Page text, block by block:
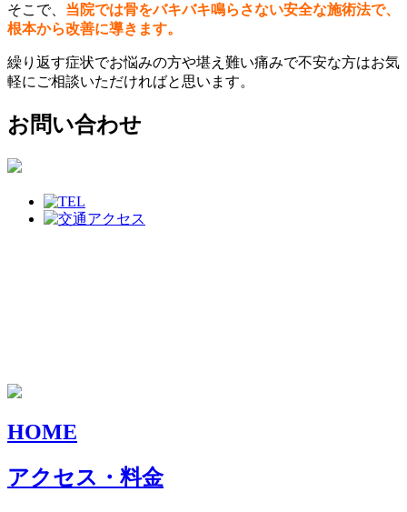
そこで、 当院では骨をバキバキ鳴らさない安全な施術法で、
根本から改善に導きます。
繰り返す症状でお悩みの方や堪え難い痛みで不安な方はお気
軽にご相談いただければと思います。
お問い合わせ
HOME
アクセス・料金